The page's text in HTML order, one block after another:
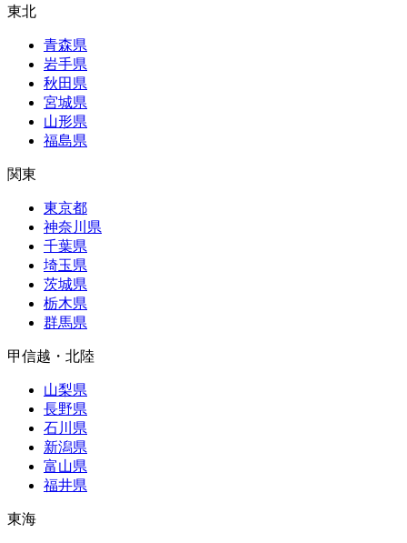
東北
青森県
岩手県
秋田県
宮城県
山形県
福島県
関東
東京都
神奈川県
千葉県
埼玉県
茨城県
栃木県
群馬県
甲信越・北陸
山梨県
長野県
石川県
新潟県
富山県
福井県
東海